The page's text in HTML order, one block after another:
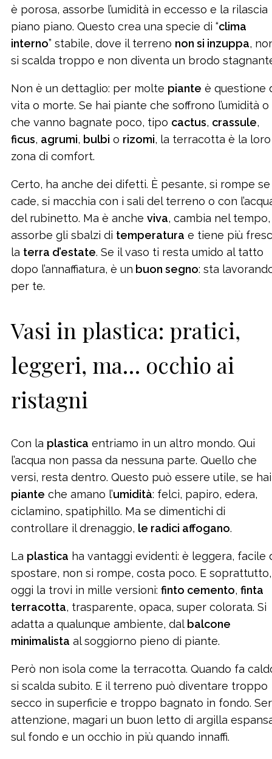
è porosa, assorbe l’umidità in eccesso e la rilascia
piano piano. Questo crea una specie di “clima
interno” stabile, dove il terreno non si inzuppa,
si scalda troppo e non diventa un brodo
Non è un dettaglio: per molte piante è questione
vita o morte. Se hai piante che soffrono l’umidità o
che vanno bagnate poco, tipo cactus, crassule,
ficus, agrumi, bulbi o rizomi, la terracotta è la loro
zona di comfort.
Certo, ha anche dei difetti. È pesante, si rompe se
cade, si macchia con i sali del terreno o con
del rubinetto. Ma è anche viva, cambia nel tempo,
assorbe gli sbalzi di temperatura e tiene più
la terra d’estate. Se il vaso ti resta umido al tatto
dopo l’annaffiatura, è un buon segno: sta
per te.
Vasi in plastica: pratici,
leggeri, ma… occhio ai
ristagni
Con la plastica entriamo in un altro mondo. Qui
l’acqua non passa da nessuna parte. Quello che
versi, resta dentro. Questo può essere utile, se hai
piante che amano l’umidità: felci, papiro, edera,
ciclamino, spatiphillo. Ma se dimentichi di
controllare il drenaggio, le radici affogano.
La plastica ha vantaggi evidenti: è leggera, facile
spostare, non si rompe, costa poco. E soprattutto,
oggi la trovi in mille versioni: finto cemento, finta
terracotta, trasparente, opaca, super colorata. Si
adatta a qualunque ambiente, dal balcone
minimalista al soggiorno pieno di piante.
Però non isola come la terracotta. Quando fa
si scalda subito. E il terreno può diventare troppo
secco in superficie e troppo bagnato in fondo.
attenzione, magari un buon letto di argilla
sul fondo e un occhio in più quando innaffi.